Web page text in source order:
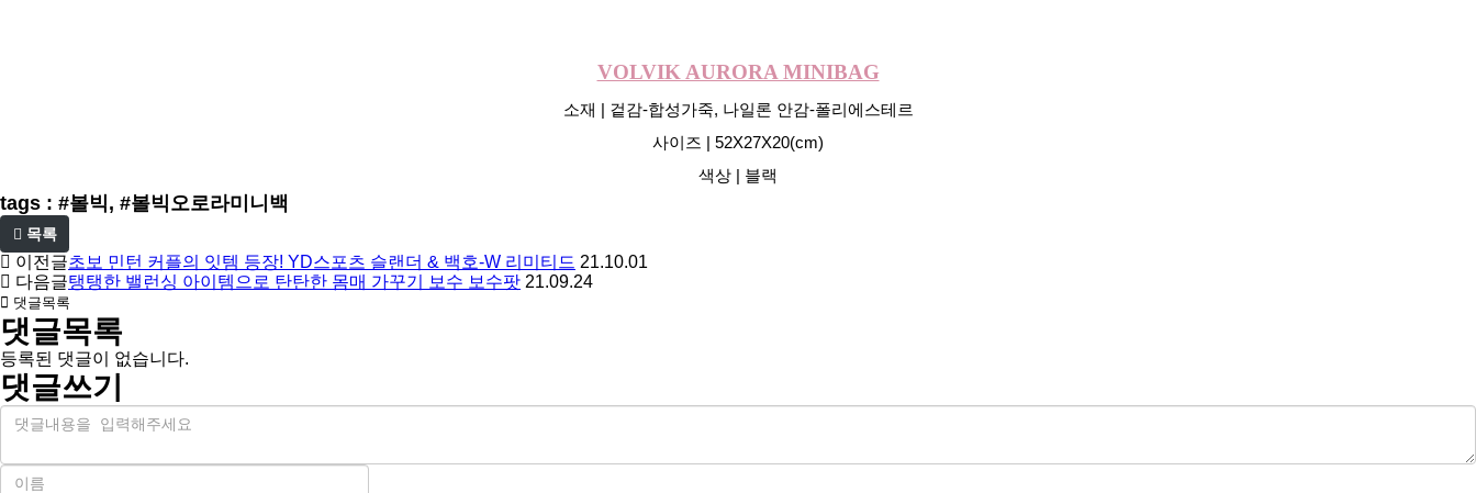
VOLVIK AURORA MINIBAG
소재 | 겉감-합성가죽, 나일론 안감-폴리에스테르
사이즈 | 52X27X20(cm)
색상 | 블랙
tags : #볼빅, #볼빅오로라미니백
목록
이전글초보 민턴 커플의 잇템 등장! YD스포츠 슬랜더 & 백호-W 리미티드 21.10.01
다음글탱탱한 밸런싱 아이템으로 탄탄한 몸매 가꾸기 보수 보수팟 21.09.24
댓글목록
댓글목록
등록된 댓글이 없습니다.
댓글쓰기
내
이